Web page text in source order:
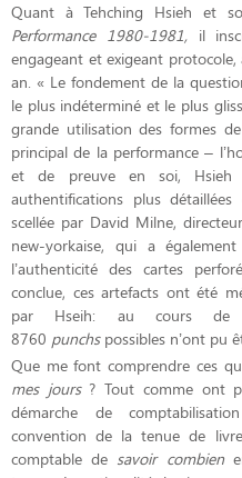
Quant à Tehching Hsieh et
Performance 1980-1981,il
engageant et exigeant
an. « Le fondement de la
le plus indéterminé et le plus
grande utilisation des formes
principal de la performance –
et de preuve en soi,
authentifications plus
scellée par David Milne,
new-yorkaise, qui a
l’authenticité des cartes
conclue, ces artefacts ont été
par Hseih: au cours de
8760 punchspossibles n’ont pu
Que me font comprendre ces
mes jours? Tout comme ont
démarche de
convention de la tenue de
comptable de savoir combien